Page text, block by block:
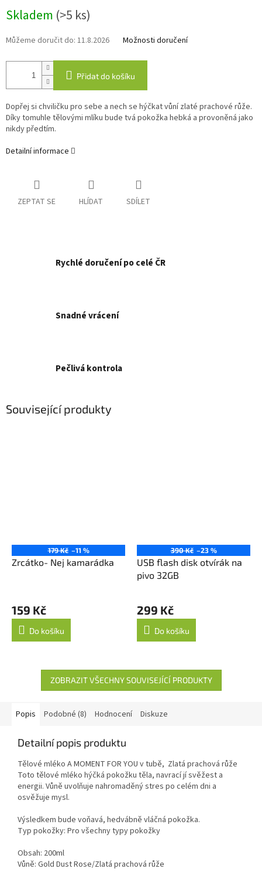
cena:
Skladem (>5 ks)
Můžeme doručit do: 11.8.2026 Možnosti doručení
Přidat do košíku
Dopřej si chviličku pro sebe a nech se hýčkat vůní zlaté prachové růže.
Díky tomuhle tělovými mlíku bude tvá pokožka hebká a provoněná jako
nikdy předtím.
Detailní informace
ZEPTAT SE HLÍDAT SDÍLET
Rychlé doručení po celé ČR
Snadné vrácení
Pečlivá kontrola
Související produkty
179 Kč –11 %
Zrcátko- Nej kamarádka
159 Kč
Do košíku
390 Kč –23 %
USB flash disk otvírák na
pivo 32GB
299 Kč
Do košíku
ZOBRAZIT VŠECHNY SOUVISEJÍCÍ PRODUKTY
Popis Podobné (8) Hodnocení Diskuze
Detailní popis produktu
Tělové mléko A MOMENT FOR YOU v tubě, Zlatá prachová růže
Toto tělové mléko hýčká pokožku těla, navrací jí svěžest a
energii. Vůně uvolňuje nahromaděný stres po celém dni a
osvěžuje mysl.
Výsledkem bude voňavá, hedvábně vláčná pokožka.
Typ pokožky: Pro všechny typy pokožky
Obsah: 200ml
Vůně: Gold Dust Rose/Zlatá prachová růže